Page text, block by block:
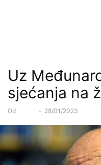
Uz
sjećanja na
Od - 28/01/2023